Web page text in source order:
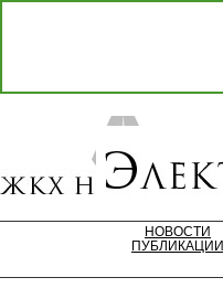
НОВОСТИ
ПУБЛИКАЦИИ